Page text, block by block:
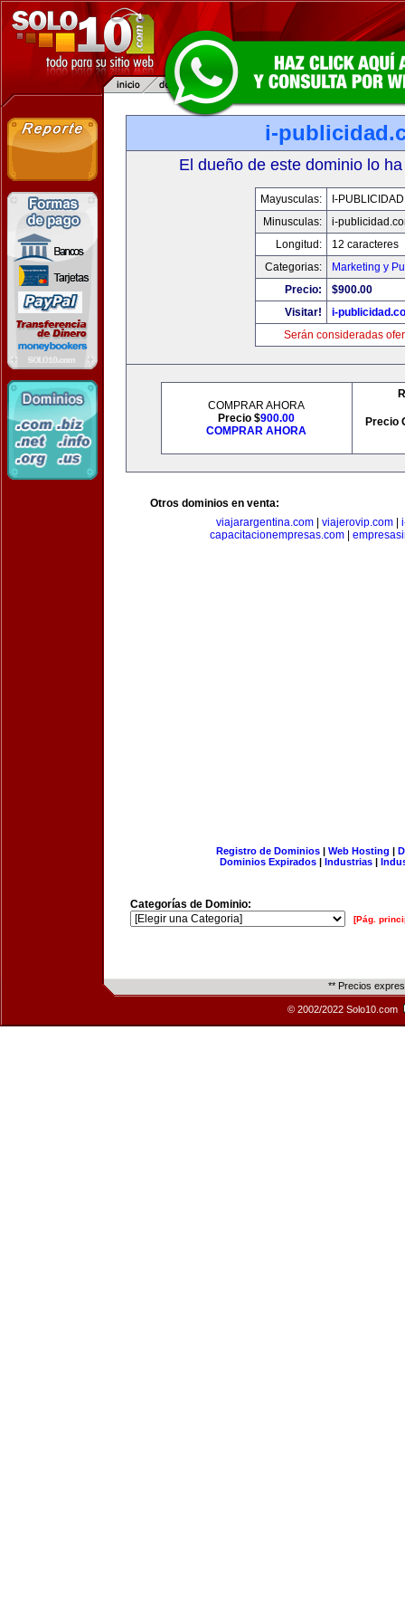
i-
El dueño de este dominio lo
Mayusculas:
I-
Minusculas:
i-
Longitud:
12 caracteres
Categorias:
Marketing y
Precio:
$900.00
Visitar!
i-
Serán consideradas
COMPRAR AHORA
Precio $900.00
COMPRAR AHORA
Precio
Otros dominios en venta:
viajarargentina.com| viajerovip.com|
capacitacionempresas.com
Registro de Dominios| Web Hosting |
Dominios Expirados | Industrias |
Categorías de Dominio:
[Pág.
** Precios
© 2002/2022 Solo10.com